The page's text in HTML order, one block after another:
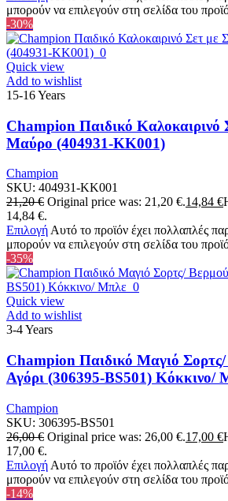
μπορούν να επιλεγούν στη σελίδα του
-30%
Quick view
Add to wishlist
15-16 Years
Champion Παιδικό Καλοκαιρινό
Μαύρο (404931-KK001)
Champion
SKU: 404931-KK001
21,20€ Original price was: 21,20 €.14,84 €
14,84 €.
Επιλογή Αυτό το προϊόν έχει πολλαπλές
μπορούν να επιλεγούν στη σελίδα του
-35%
Quick view
Add to wishlist
3-4 Years
Champion Παιδικό Μαγιό
Αγόρι (306395-BS501) Κόκκινο/
Champion
SKU: 306395-BS501
26,00€ Original price was: 26,00 €.17,00 €
17,00 €.
Επιλογή Αυτό το προϊόν έχει πολλαπλές
μπορούν να επιλεγούν στη σελίδα του
-14%